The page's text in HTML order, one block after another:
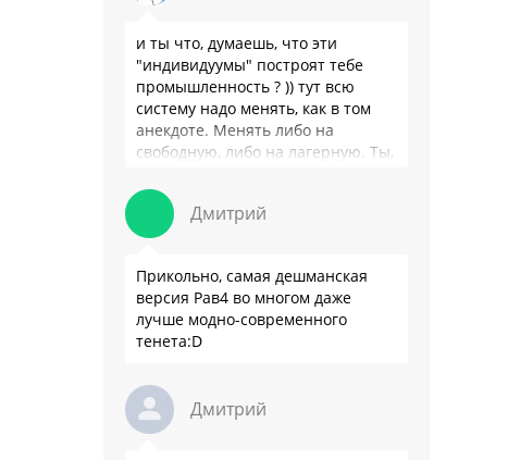
и ты что, думаешь, что эти
"индивидуумы" построят тебе
промышленность ? )) тут всю
систему надо менять, как в том
анекдоте. Менять либо на
свободную, либо на лагерную. Ты,
Дмитрий
Прикольно, самая дешманская
версия Рав4 во многом даже
лучше модно-современного
тенета:D
Дмитрий